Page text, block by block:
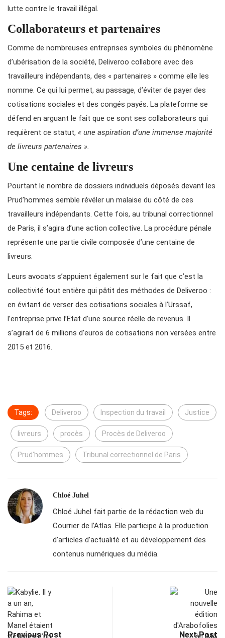
lutte contre le travail illégal.
Collaborateurs et partenaires
Comme de nombreuses entreprises symboles du phénomène
d’ubérisation de la société, Deliveroo collabore avec des
travailleurs indépendants, des « partenaires » comme elle les
nomme. Ce qui lui permet, au passage, d’éviter de payer des
cotisations sociales et des congés payés. La plateforme se
défend en arguant le fait que ce sont ses collaborateurs qui
requièrent ce statut, « une aspiration d’une immense majorité
de livreurs partenaires ».
Une centaine de livreurs
Pourtant le nombre de dossiers individuels déposés devant les
Prud’hommes semble révéler un malaise du côté de ces
travailleurs indépendants. Cette fois, au tribunal correctionnel
de Paris, il s’agira d’une action collective. La procédure pénale
représente une partie civile composée d’une centaine de
livreurs.
Leurs avocats s’appuient également sur le fait que c’est la
collectivité tout entière qui pâtit des méthodes de Deliveroo :
en évitant de verser des cotisations sociales à l’Urssaf,
l’entreprise prive l’Etat d’une source réelle de revenus. Il
s’agirait de 6 millions d’euros de cotisations non versées entre
2015 et 2016.
Tags: Deliveroo Inspection du travail Justice
livreurs procès Procès de Deliveroo
Prud’hommes Tribunal correctionnel de Paris
Chloé Juhel
Chloé Juhel fait partie de la rédaction web du
Courrier de l’Atlas. Elle participe à la production
d’articles d’actualité et au développement des
contenus numériques du média.
Previous Post Next Post